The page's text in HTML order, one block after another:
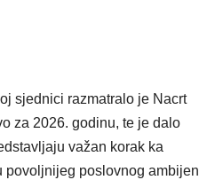
sjednici razmatralo je Nacrt
za 2026. godinu, te je dalo
važan korak ka
poslovnog